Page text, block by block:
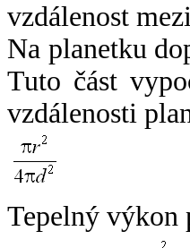
vzdálenost
Na planetku
Tuto část
vzdálenosti
Tepelný výkon